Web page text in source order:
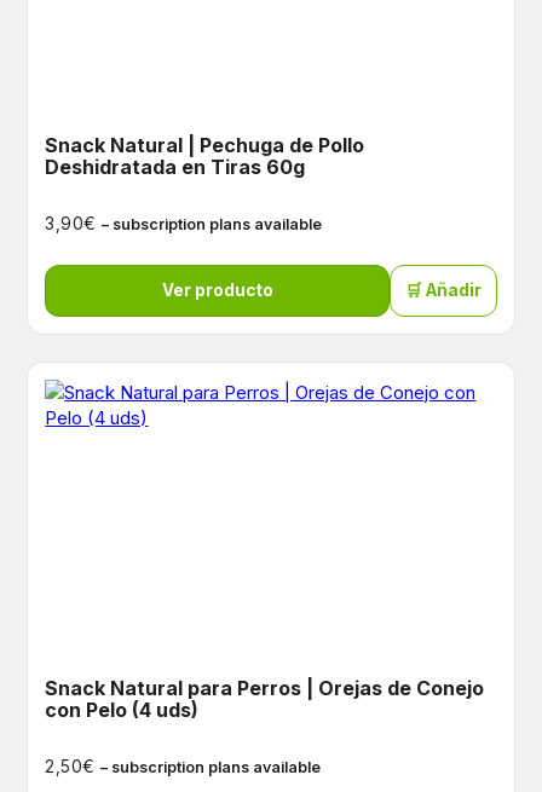
Snack Natural | Pechuga de Pollo
Deshidratada en Tiras 60g
3,90€ – subscription plans available
Ver producto 🛒 Añadir
Snack Natural para Perros | Orejas de Conejo
con Pelo (4 uds)
2,50€ – subscription plans available